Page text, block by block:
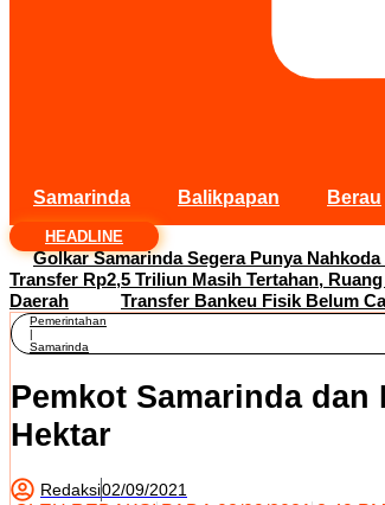
Samarinda Balikpapan Berau
HEADLINE
Golkar Samarinda Segera Punya
Transfer Rp2,5 Triliun Masih Tertahan,
Daerah
Transfer Bankeu Fisik Belum
Pemerintahan
|
Samarinda
Pemkot Samarinda
Hektar
Redaksi02/09/2021